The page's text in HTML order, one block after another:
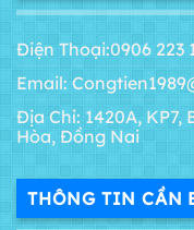
Điện Thoại:0906 223
Email:
Địa Chỉ: 1420A, KP7,
Hòa, Đồng Nai
THÔNG TIN CẦN